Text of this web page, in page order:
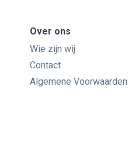
Over ons
Wie zijn wij
Contact
Algemene Voorwaarden